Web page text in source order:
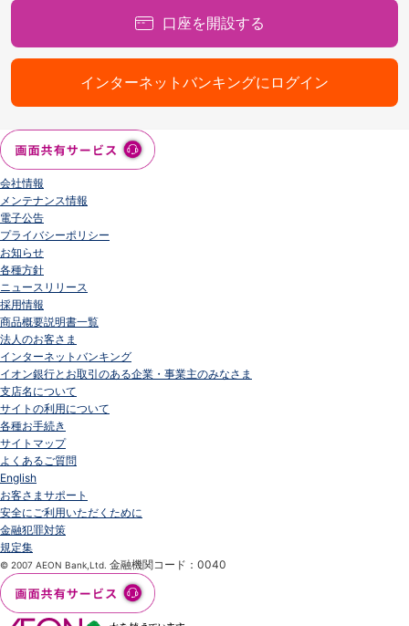
口座を開設する
インターネットバンキングにログイン
会社情報
メンテナンス情報
電子公告
プライバシーポリシー
お知らせ
各種方針
ニュースリリース
採用情報
商品概要説明書一覧
法人のお客さま
インターネットバンキング
イオン銀行とお取引のある企業・事業主のみなさま
支店名について
サイトの利用について
各種お手続き
サイトマップ
よくあるご質問
English
お客さまサポート
安全にご利用いただくために
金融犯罪対策
規定集
© 2007 AEON Bank,Ltd. 金融機関コード：0040